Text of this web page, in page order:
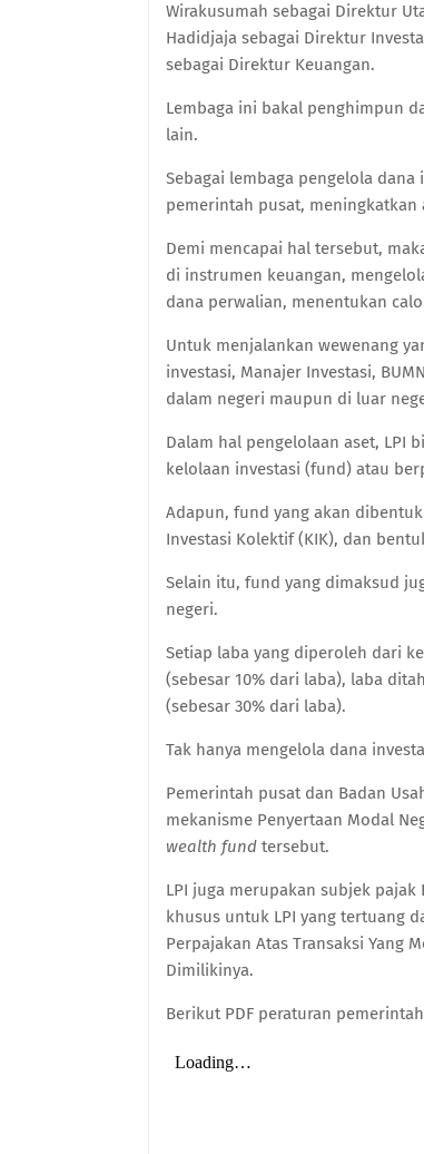
Wirakusumah sebagai Direktur
Hadidjaja sebagai Direktur
sebagai Direktur Keuangan.
Lembaga ini bakal penghimpun
lain.
Sebagai lembaga pengelola
pemerintah pusat,
Demi mencapai hal tersebut,
di instrumen keuangan,
dana perwalian, menentukan
Untuk menjalankan wewenang
investasi, Manajer Investasi,
dalam negeri maupun di luar
Dalam hal pengelolaan aset, LPI
kelolaan investasi (fund) atau
Adapun, fund yang akan
Investasi Kolektif (KIK), dan
Selain itu, fund yang dimaksud
negeri.
Setiap laba yang diperoleh dari
(sebesar 10% dari laba), laba
(sebesar 30% dari laba).
Tak hanya mengelola dana
Pemerintah pusat dan Badan
mekanisme Penyertaan Modal
wealth fund tersebut.
LPI juga merupakan subjek
khusus untuk LPI yang tertuang
Perpajakan Atas Transaksi Yang
Dimilikinya.
Berikut PDF peraturan